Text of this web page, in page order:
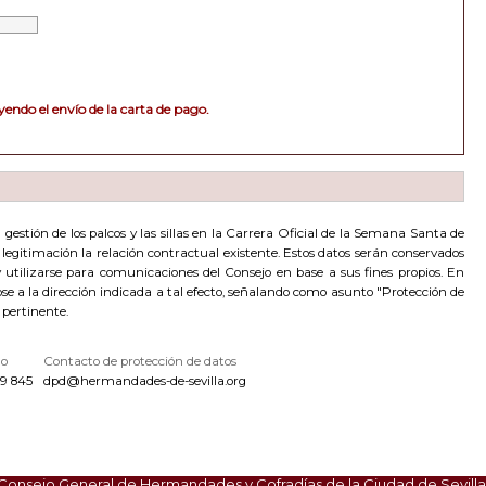
el envío de la carta de pago.
de los palcos y las sillas en la Carrera Oficial de la Semana Santa de
la relación contractual existente. Estos datos serán conservados
para comunicaciones del Consejo en base a sus fines propios. En
a la dirección indicada a tal efecto, señalando como asunto "Protección de
pertinente.
845
Contacto de protección de datos
dpd@hermandades-de-sevilla.org